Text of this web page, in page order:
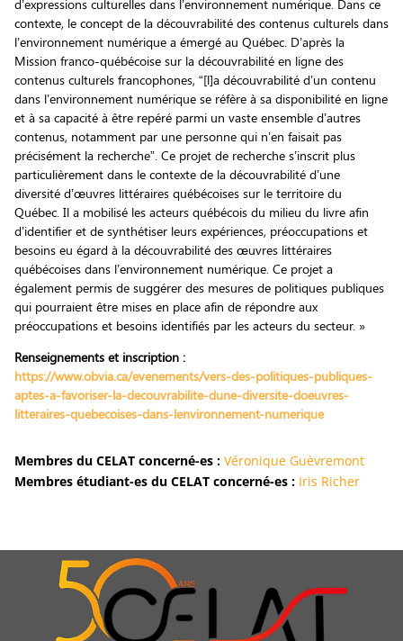
d’expressions culturelles dans l’environnement numérique. Dans ce
contexte, le concept de la découvrabilité des contenus culturels dans
l’environnement numérique a émergé au Québec. D’après la
Mission franco-québécoise sur la découvrabilité en ligne des
contenus culturels francophones, “[l]a découvrabilité d’un contenu
dans l’environnement numérique se réfère à sa disponibilité en ligne
et à sa capacité à être repéré parmi un vaste ensemble d’autres
contenus, notamment par une personne qui n’en faisait pas
précisément la recherche”. Ce projet de recherche s’inscrit plus
particulièrement dans le contexte de la découvrabilité d’une
diversité d’œuvres littéraires québécoises sur le territoire du
Québec. Il a mobilisé les acteurs québécois du milieu du livre afin
d’identifier et de synthétiser leurs expériences, préoccupations et
besoins eu égard à la découvrabilité des œuvres littéraires
québécoises dans l’environnement numérique. Ce projet a
également permis de suggérer des mesures de politiques publiques
qui pourraient être mises en place afin de répondre aux
préoccupations et besoins identifiés par les acteurs du secteur. »
Renseignements et inscription :
https://www.obvia.ca/evenements/vers-des-politiques-publiques-
aptes-a-favoriser-la-decouvrabilite-dune-diversite-doeuvres-
litteraires-quebecoises-dans-lenvironnement-numerique
Membres du CELAT concerné-es : Véronique Guèvremont
Membres étudiant-es du CELAT concerné-es : Iris Richer